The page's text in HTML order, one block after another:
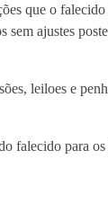
que o
ajustes
leiloes e
falecido para